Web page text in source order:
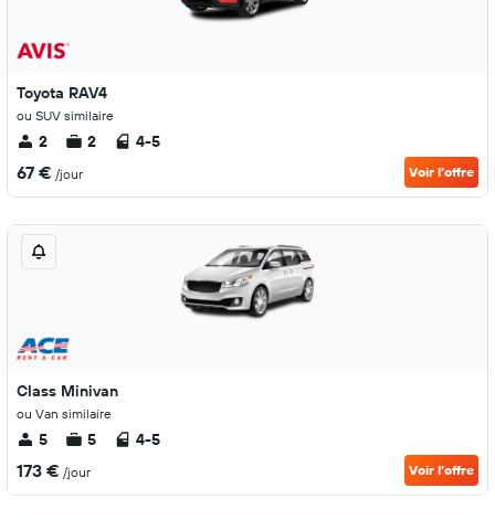
Toyota RAV4
ou SUV similaire
2 2 4-5
67 € /jour Voir l’offre
Class Minivan
ou Van similaire
5 5 4-5
173 € /jour Voir l’offre